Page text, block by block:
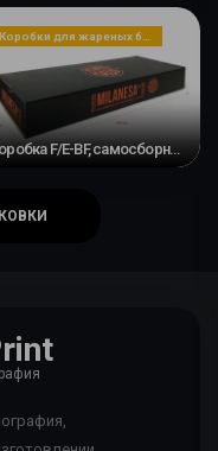
Коробка F/E-BF, самосборное основание и скользящая лента #4